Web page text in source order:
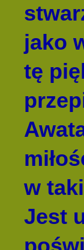
jako
tę
w
Jest